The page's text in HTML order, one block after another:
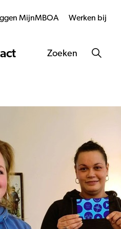
MijnMBOA Werken bij
Zoeken